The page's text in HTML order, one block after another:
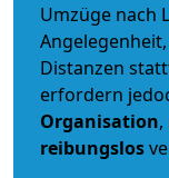
Umzüge nach
Distanzen
erfordern
Organisation
reibungslos